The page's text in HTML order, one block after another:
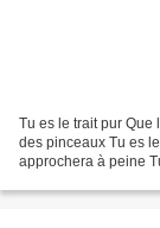
Tu es le trait pur Que
des pinceaux Tu es
approchera à peine